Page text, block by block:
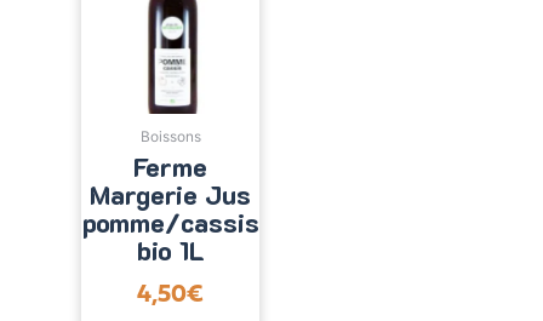
Boissons
Ferme
Margerie Jus
pomme/cassis
bio 1L
4,50€